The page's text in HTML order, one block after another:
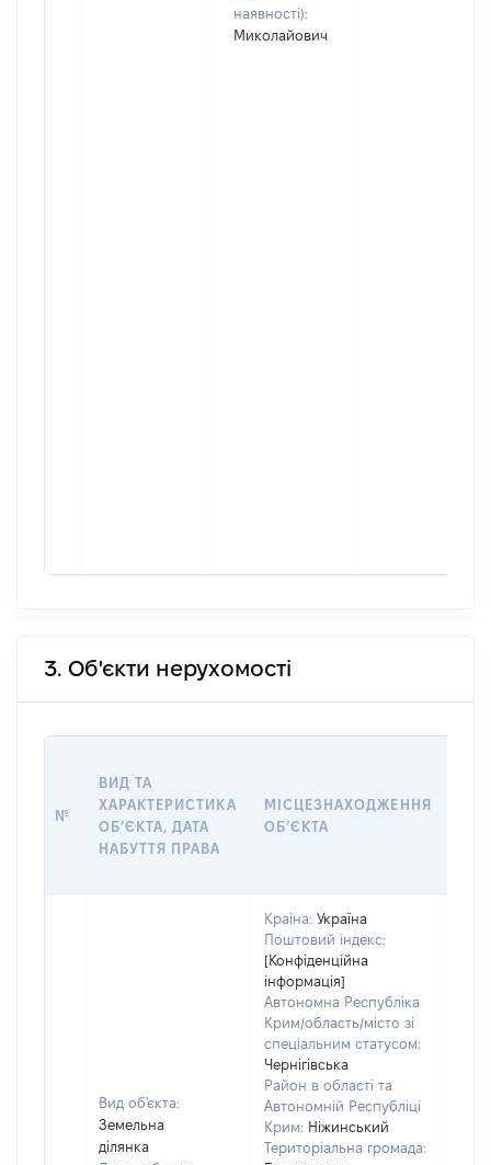
наявності):
Миколайович
3. Об'єкти нерухомості
№
ВИД ТА
ХАРАКТЕРИСТИКА
ОБʼЄКТА, ДАТА
НАБУТТЯ ПРАВА
МІСЦЕЗНАХОДЖЕННЯ
ОБʼЄКТА
Вид об'єкта:
Земельна
ділянка
Країна: Україна
Поштовий індекс:
[Конфіденційна
інформація]
Автономна Республіка
Крим/область/місто зі
спеціальним статусом:
Чернігівська
Район в області та
Автономній Республіці
Крим: Ніжинський
Територіальна громада: